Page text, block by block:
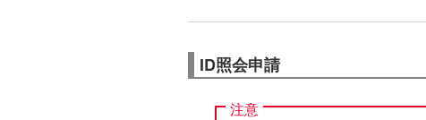
ID照会申請
注意